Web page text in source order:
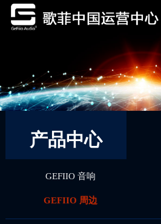
产品中心
GEFIIO 音响
GEFIIO 周边